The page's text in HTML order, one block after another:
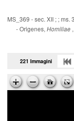
Iohannes
XI ; ms. 222
ms. 223
MS_369 - sec. XII ; ; ms.
- Origenes, Homiliae
221 Immagini